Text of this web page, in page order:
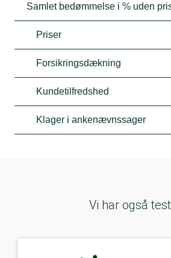
Samlet bedømmelse i % uden
Priser
Forsikringsdækning
Kundetilfredshed
Klager i ankenævnssager
Vi har også